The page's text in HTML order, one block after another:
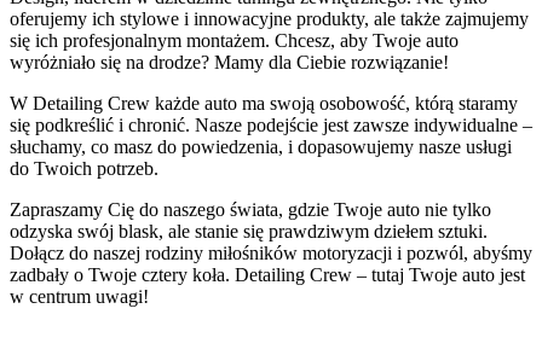
oferujemy ich stylowe i innowacyjne produkty, ale także zajmujemy
się ich profesjonalnym montażem. Chcesz, aby Twoje auto
wyróżniało się na drodze? Mamy dla Ciebie rozwiązanie!
W Detailing Crew każde auto ma swoją osobowość, którą staramy
się podkreślić i chronić. Nasze podejście jest zawsze indywidualne –
słuchamy, co masz do powiedzenia, i dopasowujemy nasze usługi
do Twoich potrzeb.
Zapraszamy Cię do naszego świata, gdzie Twoje auto nie tylko
odzyska swój blask, ale stanie się prawdziwym dziełem sztuki.
Dołącz do naszej rodziny miłośników motoryzacji i pozwól, abyśmy
zadbały o Twoje cztery koła. Detailing Crew – tutaj Twoje auto jest
w centrum uwagi!